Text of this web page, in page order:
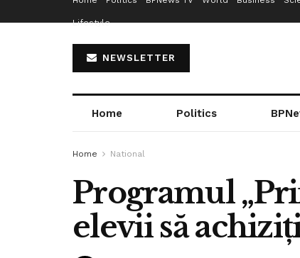
Lifestyle
NEWSLETTER
Home Politics
Home National
Programul
elevii să